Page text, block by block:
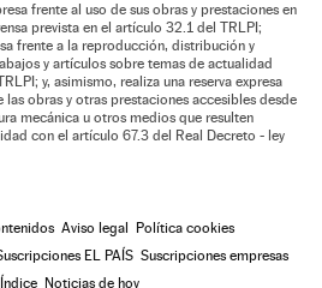
frente al uso de sus obras y prestaciones en
prevista en el artículo 32.1 del TRLPI;
frente a la reproducción, distribución y
y artículos sobre temas de actualidad
y, asimismo, realiza una reserva expresa
las obras y otras prestaciones accesibles desde
mecánica u otros medios que resulten
con el artículo 67.3 del Real Decreto - ley
Aviso legal
Política cookies
EL PAÍS Suscripciones empresas
Índice Noticias de hoy